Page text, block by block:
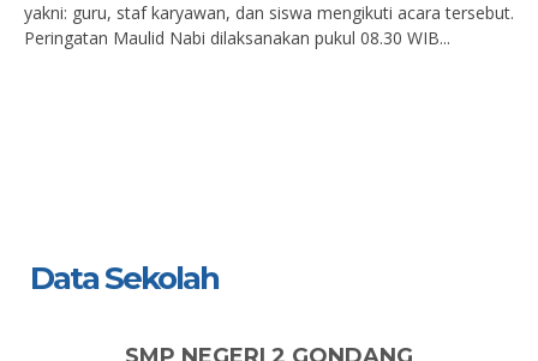
yakni: guru, staf karyawan, dan siswa mengikuti acara tersebut.
Peringatan Maulid Nabi dilaksanakan pukul 08.30 WIB...
Data Sekolah